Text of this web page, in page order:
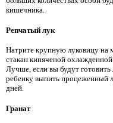
кишечника.
Репчатый лук
Натрите крупную луковицу на
стакан кипяченой
Лучше, если вы будут
ребенку выпить процеженный
дней.
Гранат